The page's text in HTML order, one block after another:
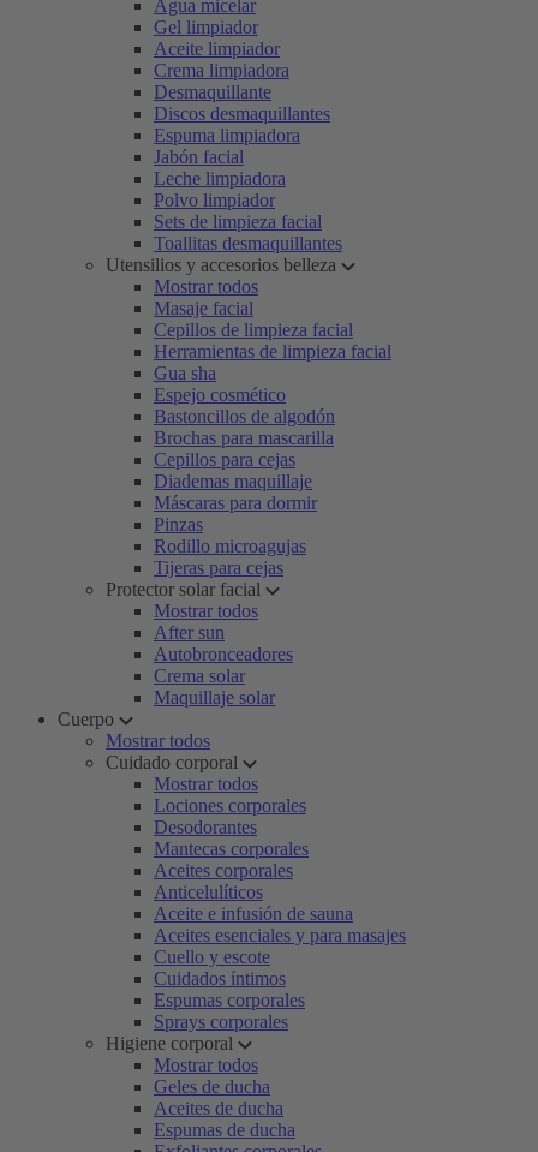
Agua micelar
Gel limpiador
Aceite limpiador
Crema limpiadora
Desmaquillante
Discos desmaquillantes
Espuma limpiadora
Jabón facial
Leche limpiadora
Polvo limpiador
Sets de limpieza facial
Toallitas desmaquillantes
Utensilios y accesorios belleza
Mostrar todos
Masaje facial
Cepillos de limpieza facial
Herramientas de limpieza facial
Gua sha
Espejo cosmético
Bastoncillos de algodón
Brochas para mascarilla
Cepillos para cejas
Diademas maquillaje
Máscaras para dormir
Pinzas
Rodillo microagujas
Tijeras para cejas
Protector solar facial
Mostrar todos
After sun
Autobronceadores
Crema solar
Maquillaje solar
Cuerpo
Mostrar todos
Cuidado corporal
Mostrar todos
Lociones corporales
Desodorantes
Mantecas corporales
Aceites corporales
Anticelulíticos
Aceite e infusión de sauna
Aceites esenciales y para masajes
Cuello y escote
Cuidados íntimos
Espumas corporales
Sprays corporales
Higiene corporal
Mostrar todos
Geles de ducha
Aceites de ducha
Espumas de ducha